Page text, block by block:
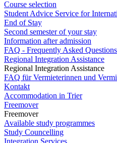
Course selection
Student Advice Service for
End of Stay
Second semester of your stay
Information after admission
FAQ - Frequently Asked
Regional Integration Assistance
Regional Integration Assistance
FAQ für Vermieterinnen und
Kontakt
Accommodation in Trier
Freemover
Freemover
Available study programmes
Study Councelling
Integration Services